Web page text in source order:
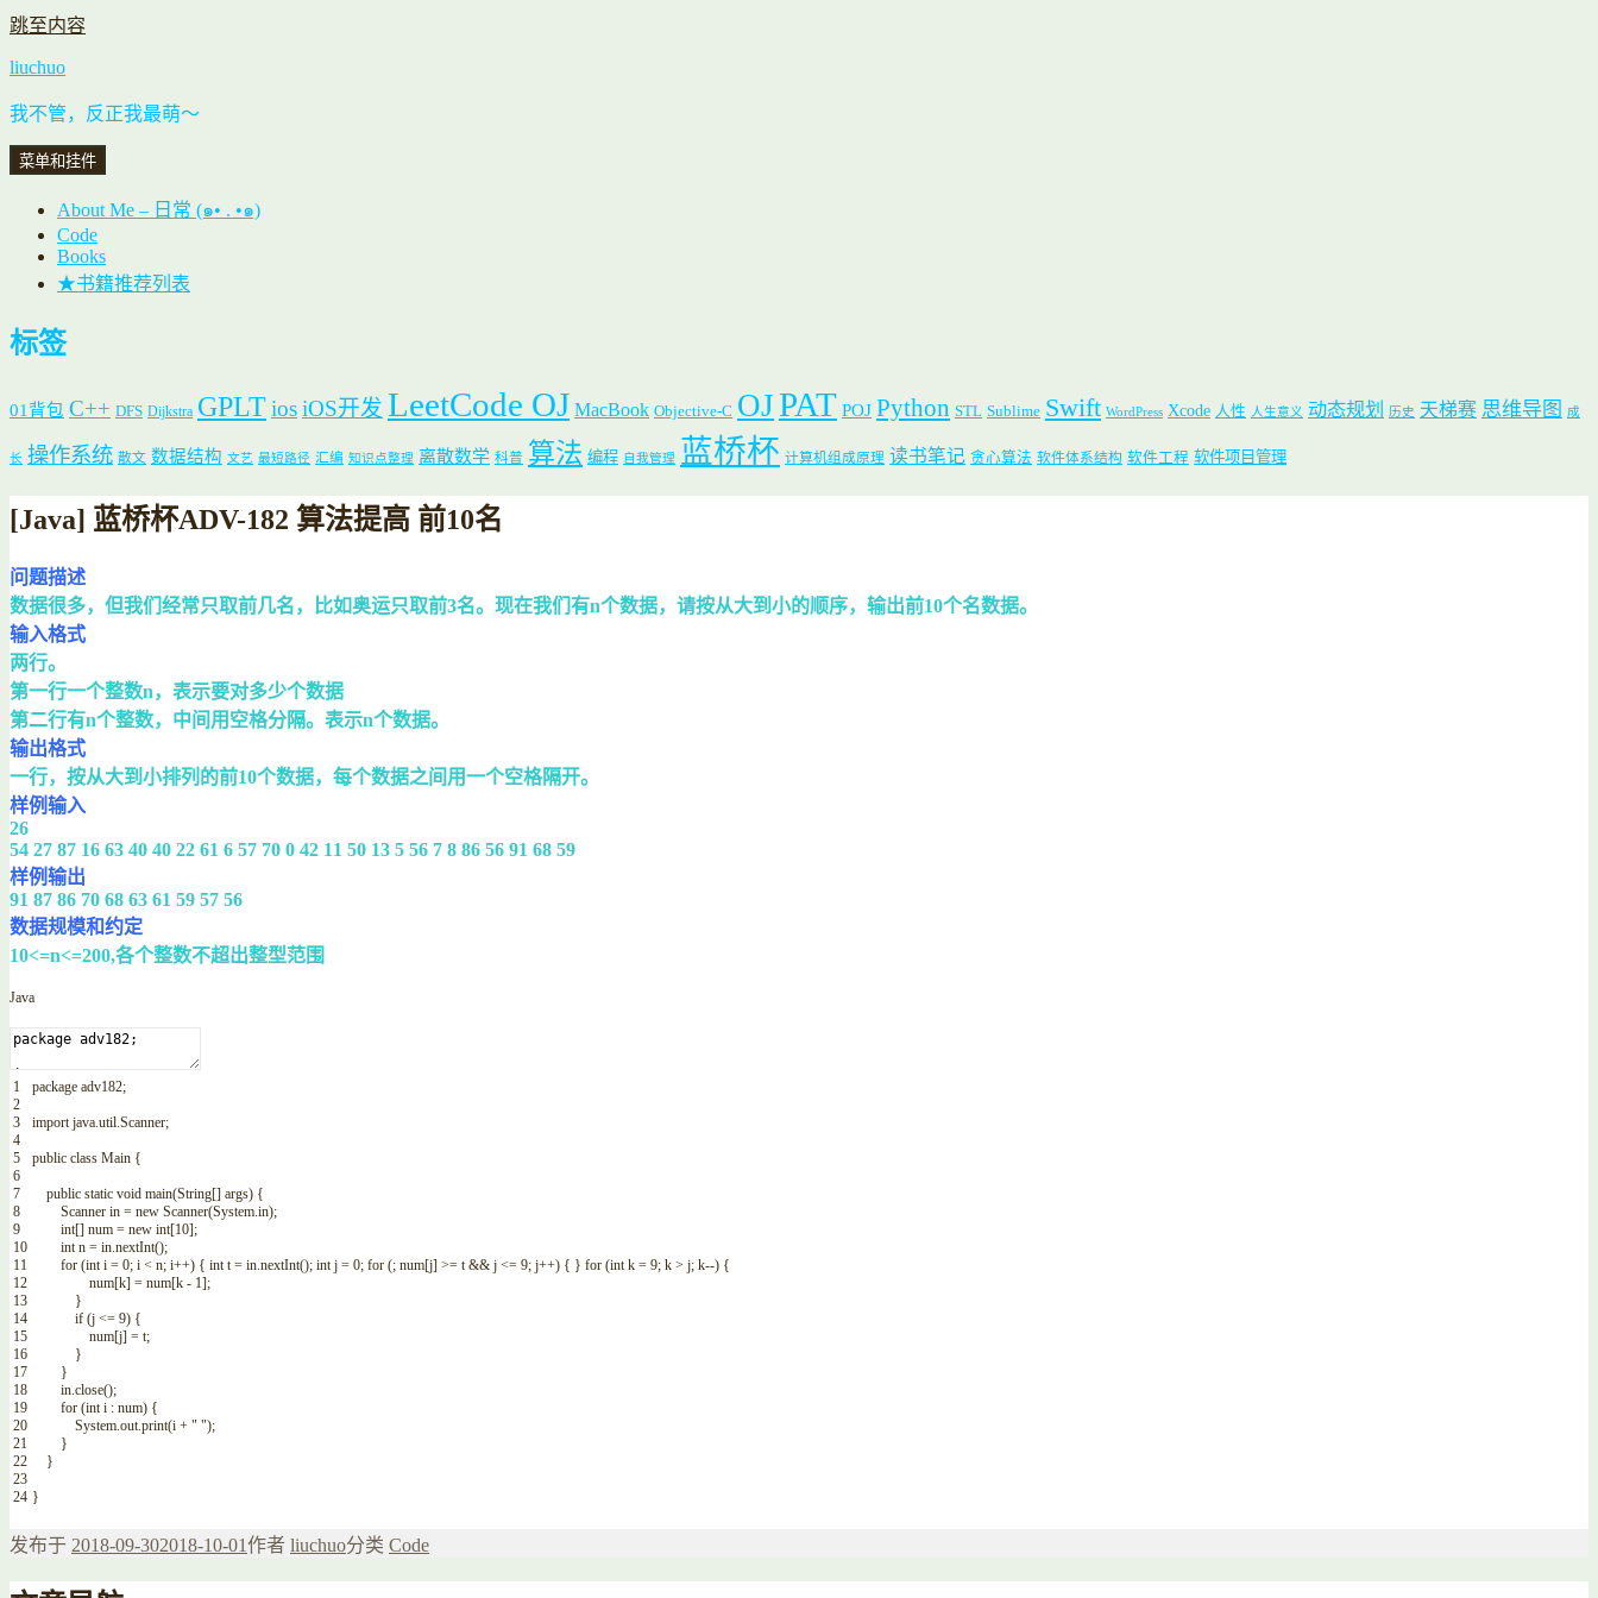
跳至内容
liuchuo
我不管，反正我最萌～
菜单和挂件
About Me – 日常 (๑• . •๑)
Code
Books
★书籍推荐列表
标签
01背包 C++ DFS Dijkstra GPLTiosiOS开发 LeetCode OJ MacBook Objective-C OJPAT POJ Python STL Sublime Swift WordPress Xcode 人性 人生意义 动态规划 历史 天梯赛 思维导图 成
长 操作系统 散文 数据结构 文艺 最短路径 汇编 知识点整理 离散数学 科普 算法 编程 自我管理 蓝桥杯 计算机组成原理 读书笔记 贪心算法 软件体系结构 软件工程 软件项目管理
[Java] 蓝桥杯ADV-182 算法提高 前10名
问题描述
数据很多，但我们经常只取前几名，比如奥运只取前3名。现在我们有n个数据，请按从大到小的顺序，输出前10个名数据。
输入格式
两行。
第一行一个整数n，表示要对多少个数据
第二行有n个整数，中间用空格分隔。表示n个数据。
输出格式
一行，按从大到小排列的前10个数据，每个数据之间用一个空格隔开。
样例输入
26
54 27 87 16 63 40 40 22 61 6 57 70 0 42 11 50 13 5 56 7 8 86 56 91 68 59
样例输出
91 87 86 70 68 63 61 59 57 56
数据规模和约定
10<=n<=200,各个整数不超出整型范围
Java
1
2
3
4
5
6
7
8
9
10
11
12
13
14
15
16
17
18
19
20
21
22
23
24
package adv182;
import java.util.Scanner;
public class Main {
public static void main(String[] args) {
Scanner in = new Scanner(System.in);
int[] num = new int[10];
int n = in.nextInt();
for (int i = 0; i < n; i++) { int t = in.nextInt(); int j = 0; for (; num[j] >= t && j <= 9; j++) { } for (int k = 9; k > j; k--) {
num[k] = num[k - 1];
}
if (j <= 9) {
num[j] = t;
}
}
in.close();
for (int i : num) {
System.out.print(i + " ");
}
}
}
发布于 2018-09-302018-10-01作者 liuchuo分类 Code